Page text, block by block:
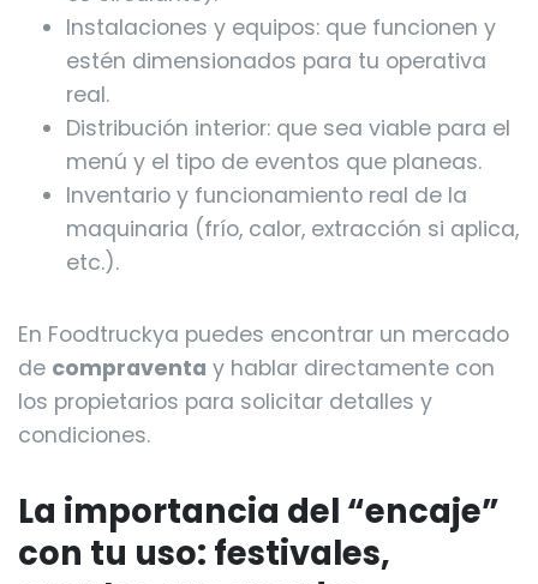
Instalaciones y equipos: que funcionen y
estén dimensionados para tu operativa
real.
Distribución interior: que sea viable para el
menú y el tipo de eventos que planeas.
Inventario y funcionamiento real de la
maquinaria (frío, calor, extracción si aplica,
etc.).
En Foodtruckya puedes encontrar un mercado
de compraventa y hablar directamente con
los propietarios para solicitar detalles y
condiciones.
La importancia del “encaje”
con tu uso: festivales,